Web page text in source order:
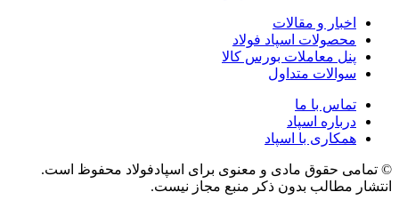
اخبار و مقالات
محصولات اسپاد فولاد
پنل معاملات بورس کالا
سوالات متداول
تماس با ما
درباره اسپاد
همکاری با اسپاد
© تمامی حقوق مادی و معنوی برای اسپادفولاد محفوظ است.
انتشار مطالب بدون ذکر منبع مجاز نیست.